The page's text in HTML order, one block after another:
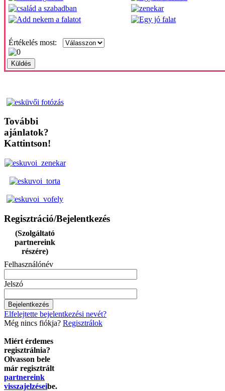
Értékelés most:
További
ajánlatok?
Kattintson!
Regisztráció/Bejelentkezés
(Szolgáltató
partnereink
részére)
Felhasználónév
Jelszó
Elfelejtette bejelentkezési nevét?
Még nincs fiókja? Regisztrálok
Miért érdemes
regisztrálnia?
Olvasson bele
már regisztrált
partnereink
visszajelzéseibe.